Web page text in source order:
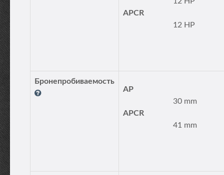
APCR
12 HP
Бронепробиваемость
AP
30 mm
APCR
41 mm